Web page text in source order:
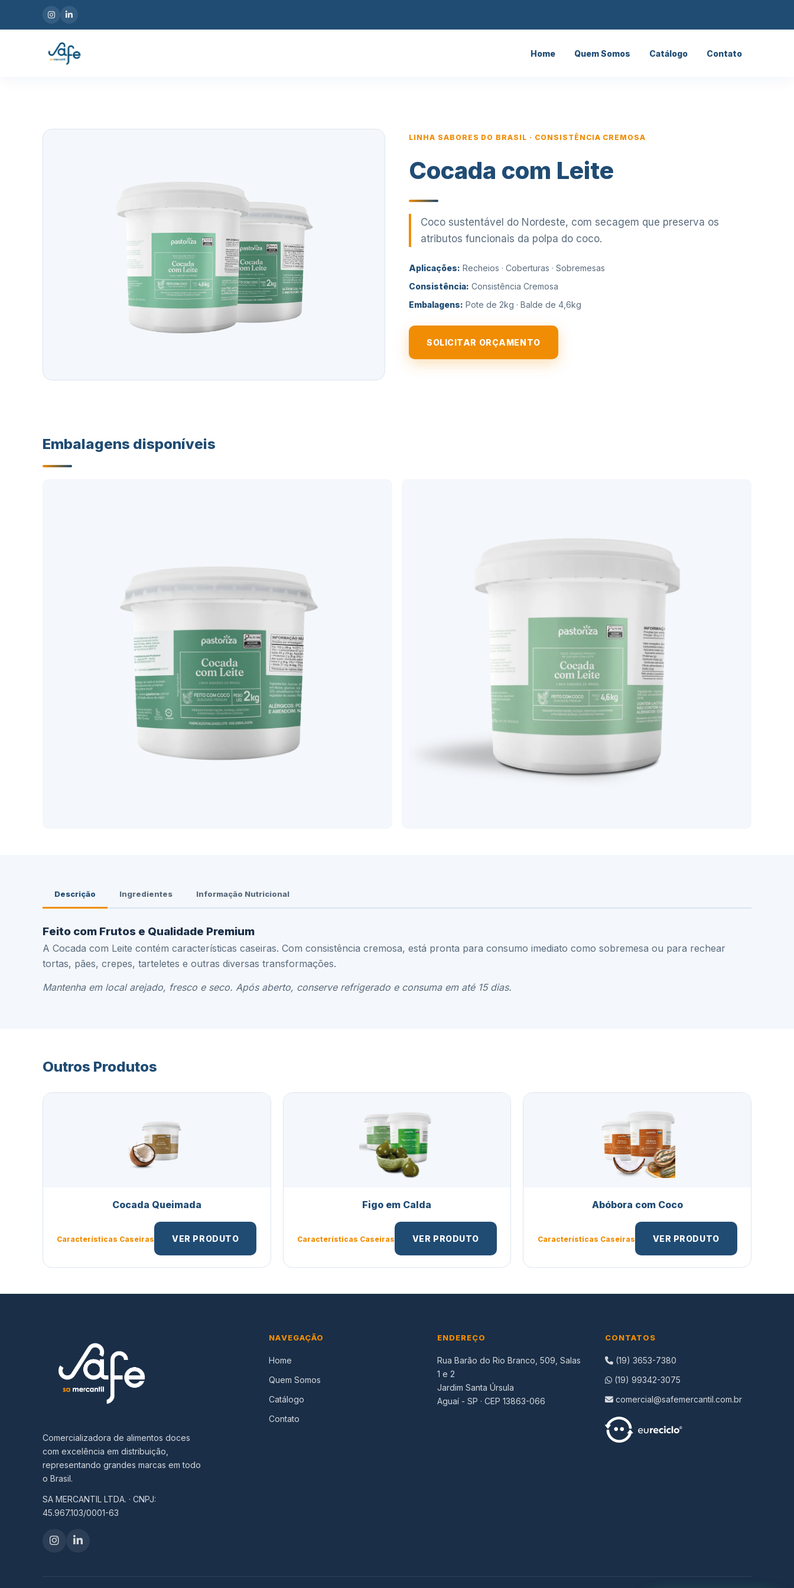
Home Quem Somos Catálogo Contato
LINHA SABORES DO BRASIL · CONSISTÊNCIA CREMOSA
Cocada com Leite
Coco sustentável do Nordeste, com secagem que preserva os
atributos funcionais da polpa do coco.
Aplicações: Recheios · Coberturas · Sobremesas
Consistência: Consistência Cremosa
Embalagens: Pote de 2kg · Balde de 4,6kg
SOLICITAR ORÇAMENTO
Embalagens disponíveis
Descrição Ingredientes Informação Nutricional
Feito com Frutos e Qualidade Premium
A Cocada com Leite contém características caseiras. Com consistência cremosa, está pronta para consumo imediato como sobremesa ou para rechear
tortas, pães, crepes, tarteletes e outras diversas transformações.
Mantenha em local arejado, fresco e seco. Após aberto, conserve refrigerado e consuma em até 15 dias.
Outros Produtos
Cocada Queimada
Características Caseiras VER PRODUTO
Figo em Calda
Características Caseiras VER PRODUTO
Abóbora com Coco
Características Caseiras VER PRODUTO
Comercializadora de alimentos doces
com excelência em distribuição,
representando grandes marcas em todo
o Brasil.
SA MERCANTIL LTDA. · CNPJ:
45.967.103/0001-63
NAVEGAÇÃO
Home
Quem Somos
Catálogo
Contato
ENDEREÇO
Rua Barão do Rio Branco, 509, Salas
1 e 2
Jardim Santa Úrsula
Aguaí - SP · CEP 13863-066
CONTATOS
(19) 3653-7380
(19) 99342-3075
comercial@safemercantil.com.br